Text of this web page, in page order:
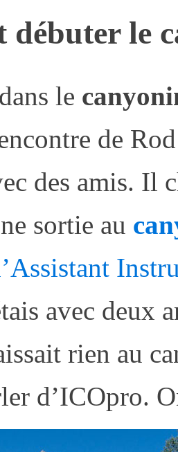
débuter le
le
de
des amis. Il
sortie au
avec deux
rien au
d’ICOpro.